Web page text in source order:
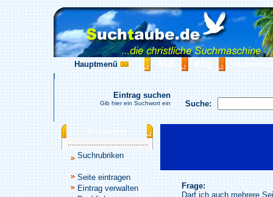
Hauptmenü AGB FAQ
Suche:
Eintrag suchen
Gib hier ein Suchwort ein
Katalogmenü
Suchrubriken
Seite eintragen
Eintrag verwalten
Frage:
Darf ich auch mehrere